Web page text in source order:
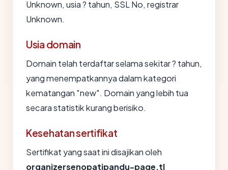
Unknown, usia ? tahun, SSL No, registrar
Unknown.
Usia domain
Domain telah terdaftar selama sekitar ? tahun,
yang menempatkannya dalam kategori
kematangan "new". Domain yang lebih tua
secara statistik kurang berisiko.
Kesehatan sertifikat
Sertifikat yang saat ini disajikan oleh
organizersenopatipandu-page.tl